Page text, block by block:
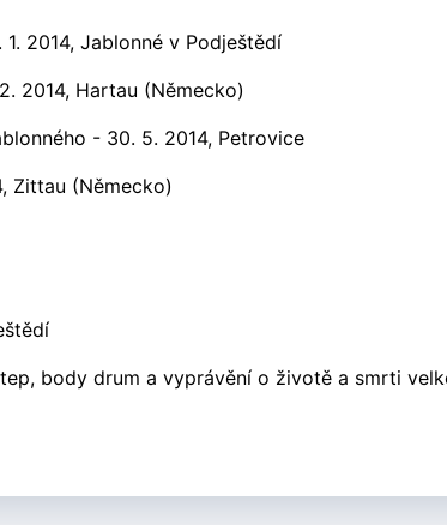
2014, Jablonné v Podještědí
2014, Hartau (Německo)
- 30. 5. 2014, Petrovice
Zittau (Německo)
body drum a vyprávění o životě a smrti